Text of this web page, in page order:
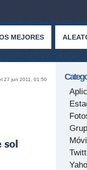
MEJORES
27 jun 2011, 01:50